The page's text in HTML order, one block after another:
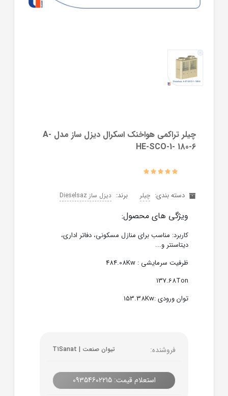
چیلر تراکمی هواخنک اسکرال دیزل ساز مدل A-
HE-SCO-1- 180-6
دسته بندی: چیلر برند: دیزل ساز Dieselsaz
ویژگی های محصول:
کاربرد: مناسب برای منازل مسکونی، دفاتر اداری،
دیتاسنتر و...
ظرفیت سرمایشی : 484.08Kw
137.68Ton
توان ورودی :153.38Kw
فروشنده: تیوان صنعت | T1Sanat
استعلام قیمت: 09354602215